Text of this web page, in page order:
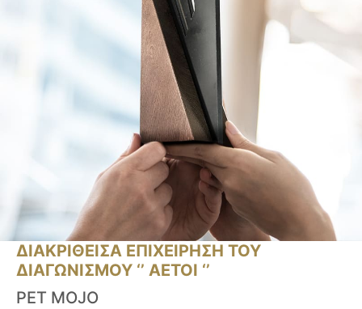
ΔΙΑΚΡΙΘΕΙΣΑ ΕΠΙΧΕΙΡΗΣΗ ΤΟΥ
ΔΙΑΓΩΝΙΣΜΟΥ ‘’ ΑΕΤΟΙ ‘’
PET MOJO